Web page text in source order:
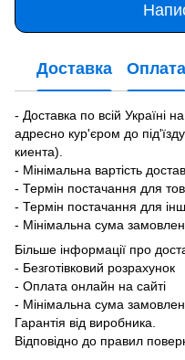
Доставка Оплата
- Доставка по всій Україні
адресно кур'єром до
киента).
- Мінімальна вартість
- Термін постачання для
- Термін постачання для
- Мінімальна сума
Більше інформації про
- Безготівковий розрахунок
- Оплата онлайн на сайті
- Мінімальна сума
Гарантія від виробника.
Відповідно до правил